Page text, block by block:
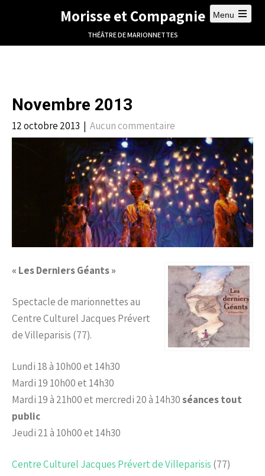
Morisse et Compagnie
THÉÂTRE DE MARIONNETTES
Menu
Novembre 2013
12 octobre 2013 | Aucun commentaire
« Les Derniers Géants »
Spectacle de marionnettes au
Centre Culturel Jacques Prévert
de Villeparisis (77).
Lundi 18 à 10h00 et 14h30
Mardi 19 10h00 et 14h30
Mardi 19 à 21h00 et mercredi 20 à 14h30séances tout
public
Jeudi 21 à 10h00 et 14h30
Centre Culturel Jacques Prévert de Villeparisis (77)